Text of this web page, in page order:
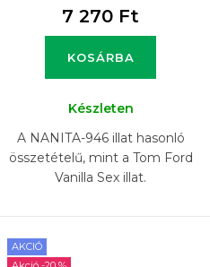
7 270 Ft
KOSÁRBA
Készleten
A NANITA-946 illat hasonló
összetételű, mint a Tom Ford
Vanilla Sex illat.
AKCIÓ